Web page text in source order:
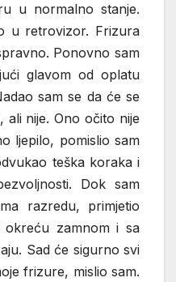
u normalno stanje.
u retrovizor. Frizura
Ponovno sam
glavom od oplatu
sam se da će se
nije. Ono očito nije
ljepilo, pomislio sam
teška koraka i
Dok sam
razredu, primjetio
okreću zamnom i sa
Sad će sigurno svi
frizure, mislio sam.